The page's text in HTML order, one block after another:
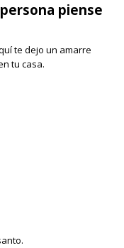
piense
te dejo un amarre
tu casa.